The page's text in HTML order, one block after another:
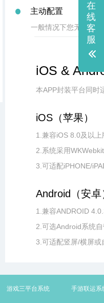
在
线
客
服
主动配置
一般情况下您无需对
iOS &
本APP封装平台同时
iOS（苹果）
1.兼容iOS 8.0及以上
2.系统采用
3.可适配iPHONE/
Android（安卓
1.兼容ANDROID
2.可选Android系统
3.可适配竖屏/横屏或
游戏三平台系统 手游联运系